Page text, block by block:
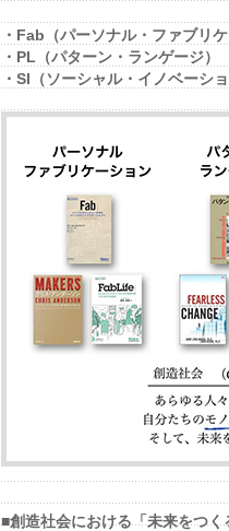
・Fab（パーソナル・ファブリケ
・PL（パターン・ランゲージ）
・SI（ソーシャル・イノベーショ
■創造社会における「未来をつ